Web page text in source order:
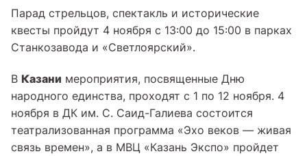
Парад стрельцов, спектакль и исторические
квесты пройдут 4 ноября с 13:00 до 15:00 в парках
Станкозавода и «Светлоярский».
В Казани мероприятия, посвященные Дню
народного единства, проходят с 1 по 12 ноября. 4
ноября в ДК им. С. Саид-Галиева состоится
театрализованная программа «Эхо веков — живая
связь времен», а в МВЦ «Казань Экспо» пройдет